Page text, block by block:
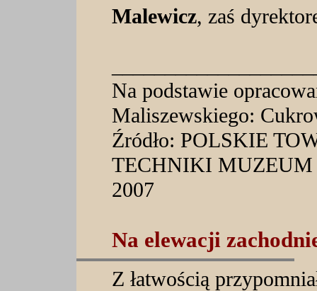
Malewicz, zaś
Na podstawie
Maliszewskiego:
Źródło: POLSKIE
TECHNIKI
2007
Na elewacji
Z łatwością